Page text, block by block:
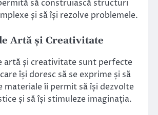
să construiască structuri
și să își rezolve problemele.
Artă și Creativitate
artă și creativitate sunt perfecte
își doresc să se exprime și să
materiale îi permit să își dezvolte
și să își stimuleze imaginația.